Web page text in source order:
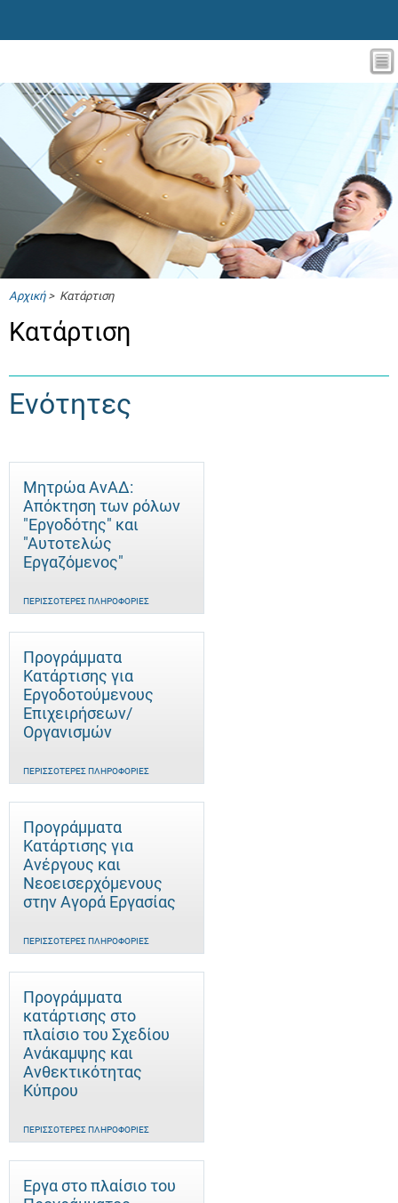
Αρχική> Κατάρτιση
Κατάρτιση
Ενότητες
Μητρώα ΑνΑΔ:
Απόκτηση των ρόλων
"Εργοδότης" και
"Αυτοτελώς
Eργαζόμενος"
ΠΕΡΙΣΣΌΤΕΡΕΣ ΠΛΗΡΟΦΟΡΊΕΣ
Προγράμματα
Κατάρτισης για
Εργοδοτούμενους
Επιχειρήσεων/
Οργανισμών
ΠΕΡΙΣΣΌΤΕΡΕΣ ΠΛΗΡΟΦΟΡΊΕΣ
Προγράμματα
Κατάρτισης για
Ανέργους και
Νεοεισερχόμενους
στην Αγορά Εργασίας
ΠΕΡΙΣΣΌΤΕΡΕΣ ΠΛΗΡΟΦΟΡΊΕΣ
Προγράμματα
κατάρτισης στο
πλαίσιο του Σχεδίου
Ανάκαμψης και
Ανθεκτικότητας
Κύπρου
ΠΕΡΙΣΣΌΤΕΡΕΣ ΠΛΗΡΟΦΟΡΊΕΣ
Έργα στο πλαίσιο του